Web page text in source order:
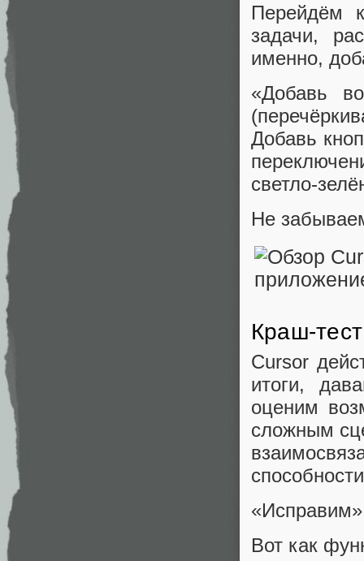
Перейдём
задачи,
именно,
«Добавь
Добавь
светло-
Не
Краш-тест
Cursor
итоги,
оценим
сложным
Вот как